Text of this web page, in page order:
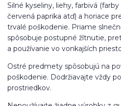
Silné kyseliny, liehy, farbivá
červená paprika atď) a horiace
trvalé poškodenie. Priame
spôsobuje postupné žltnutie,
a používanie vo vonkajších
Ostré predmety spôsobujú na
poškodenie. Dodržiavajte vždy
prostriedkov.